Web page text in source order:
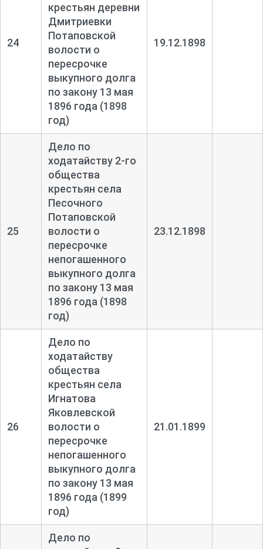
24
крестьян деревни
Дмитриевки
Потаповской
волости о
пересрочке
выкупного долга
по закону 13 мая
1896 года (1898
год)
19.12.1898
25
Дело по
ходатайству 2-го
общества
крестьян села
Песочного
Потаповской
волости о
пересрочке
непогашенного
выкупного долга
по закону 13 мая
1896 года (1898
год)
23.12.1898
26
Дело по
ходатайству
общества
крестьян села
Игнатова
Яковлевской
волости о
пересрочке
непогашенного
выкупного долга
по закону 13 мая
1896 года (1899
год)
21.01.1899
Дело по